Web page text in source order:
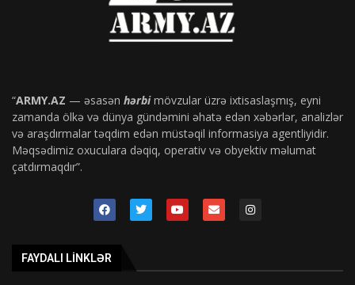
“ARMY.AZ — əsasən hərbimövzular üzrə ixtisaslaşmış, eyni
zamanda ölkə və dünya gündəmini əhatə edən xəbərlər, analizlər
və araşdırmalar təqdim edən müstəqil informasiya agentliyidir.
Məqsədimiz oxuculara dəqiq, operativ və obyektiv məlumat
çatdırmaqdır”.
FAYDALI LINKLƏR